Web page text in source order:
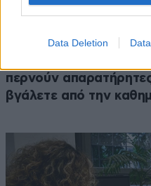
Data Deletion
ΔΙΑΤΡΟΦΗ08·08·2026 08:30
περνούν
βγάλετε από την